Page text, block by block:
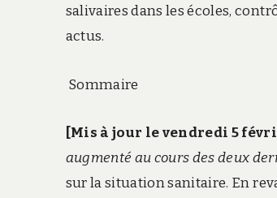
salivaires dans les écoles,
actus.
Sommaire
[Mis à jour le vendredi 5
augmenté au cours des deux
sur la situation sanitaire. En